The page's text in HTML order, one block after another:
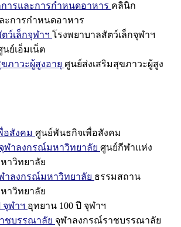
ารและการกำหนดอาหาร คลินิก
ะการกำหนดอาหาร
ว์เล็กจุฬาฯ โรงพยาบาลสัตว์เล็กจุฬาฯ
นย์เอ็มเน็ต
ภาวะผู้สูงอายุ ศูนย์ส่งเสริมสุขภาวะผู้สูง
อสังคม ศูนย์พันธกิจเพื่อสังคม
ฬาลงกรณ์มหาวิทยาลัย ศูนย์กีฬาแห่ง
าวิทยาลัย
าลงกรณ์มหาวิทยาลัย ธรรมสถาน
าวิทยาลัย
จุฬาฯ อุทยาน 100 ปี จุฬาฯ
ชบรรณาลัย จุฬาลงกรณ์ราชบรรณาลัย